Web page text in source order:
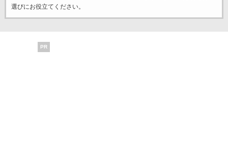
選びにお役立てください。
PR